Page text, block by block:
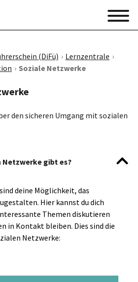
(DiFü)
Lernzentrale
Soziale Netzwerke
den sicheren Umgang mit sozialen
Netzwerke gibt es?
deine Möglichkeit, das
Hier kannst du dich
Themen diskutieren
in Kontakt bleiben. Dies sind die
Netzwerke: